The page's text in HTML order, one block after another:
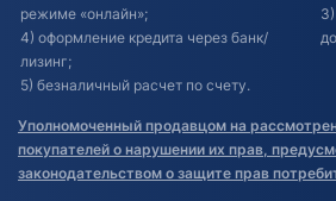
режиме «онлайн»;
4) оформление кредита через банк/
лизинг;
5) безналичный расчет по счету.
Уполномоченный продавцом на
покупателей о нарушении их прав,
законодательством о защите прав